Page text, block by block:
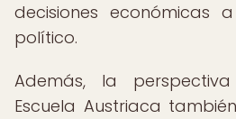
decisiones económicas
político.
Además, la
Escuela Austriaca